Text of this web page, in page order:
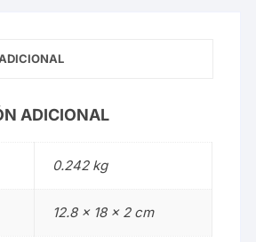
ADICIONAL
0.242 kg
12.8 × 18 × 2 cm